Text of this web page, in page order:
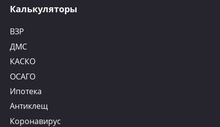
Калькуляторы
ВЗР
ДМС
КАСКО
ОСАГО
Ипотека
Антиклещ
Коронавирус